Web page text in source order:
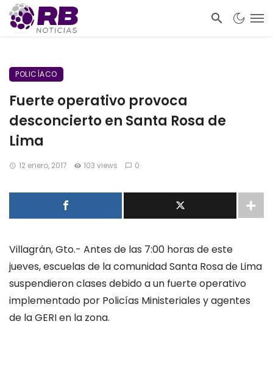
POLICÍACO
Fuerte operativo provoca
desconcierto en Santa Rosa de
Lima
12 enero, 2017 103 views 0
Villagrán, Gto.- Antes de las 7:00 horas de este
jueves, escuelas de la comunidad Santa Rosa de Lima
suspendieron clases debido a un fuerte operativo
implementado por Policías Ministeriales y agentes
de la GERI en la zona.